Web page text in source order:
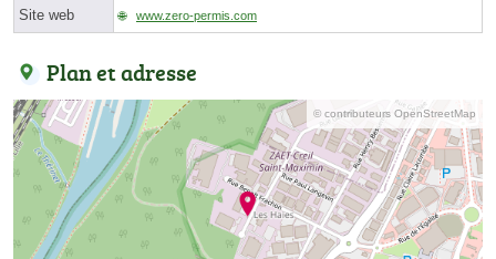
Site web www.zero-permis.com
Plan et adresse
© contributeurs OpenStreetMap